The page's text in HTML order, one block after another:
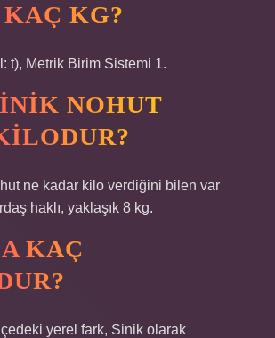
KG?
t), Metrik Birim Sistemi 1.
NOHUT
ne kadar kilo verdiğini bilen var
haklı, yaklaşık 8 kg.
KAÇ
yerel fark, Sinik olarak